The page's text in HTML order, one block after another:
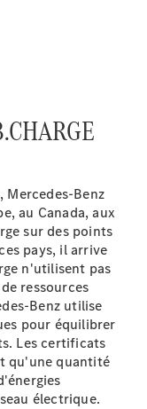
Mercedes-Benz
au Canada, aux
sur des points
pays, il arrive
n'utilisent pas
ressources
Benz utilise
pour équilibrer
Les certificats
qu'une quantité
électrique.